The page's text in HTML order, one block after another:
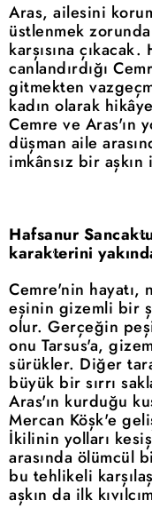
Aras, ailesini
üstlenmek
karşısına
canlandırdığı
gitmekten
kadın olarak
Cemre ve Aras'ın
düşman aile
imkânsız bir aşkın
Hafsanur
karakterini
Cemre'nin hayatı,
eşinin gizemli bir
olur. Gerçeğin
onu Tarsus'a,
sürükler. Diğer
büyük bir sırrı
Aras'ın kurduğu
Mercan Köşk'e
İkilinin yolları
arasında ölümcül
bu tehlikeli
aşkın da ilk